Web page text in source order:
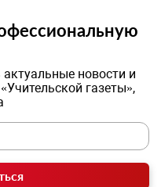
новости и
газеты»,